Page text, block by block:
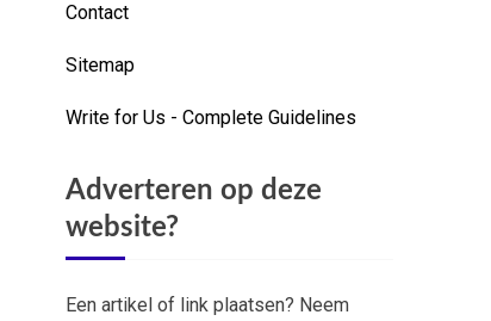
Contact
Sitemap
Write for Us - Complete Guidelines
Adverteren op deze
website?
Een artikel of link plaatsen? Neem